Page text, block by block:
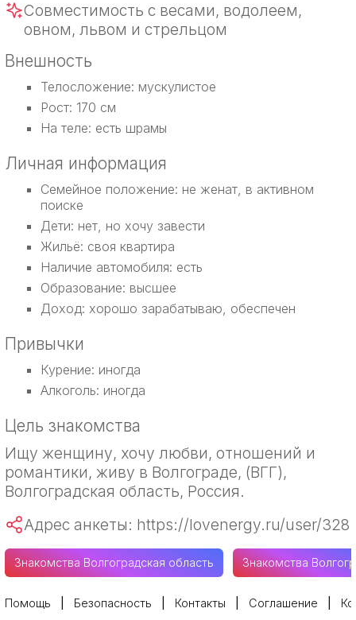
Совместимость с весами, водолеем,
овном, львом и стрельцом
Внешность
Телосложение: мускулистое
Рост: 170 см
На теле: есть шрамы
Личная информация
Семейное положение: не женат, в активном
поиске
Дети: нет, но хочу завести
Жильё: своя квартира
Наличие автомобиля: есть
Образование: высшее
Доход: хорошо зарабатываю, обеспечен
Привычки
Курение: иногда
Алкоголь: иногда
Цель знакомства
Ищу женщину, хочу любви, отношений и
романтики, живу в Волгограде, (ВГГ),
Волгоградская область, Россия.
Адрес анкеты: https://lovenergy.ru/user/328
Знакомства Волгоградская область Знакомства
Помощь Безопасность Контакты Соглашение